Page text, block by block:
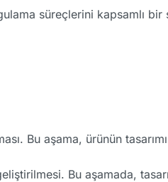
süreçlerini kapsamlı bir
Bu aşama, ürünün
Bu aşamada,